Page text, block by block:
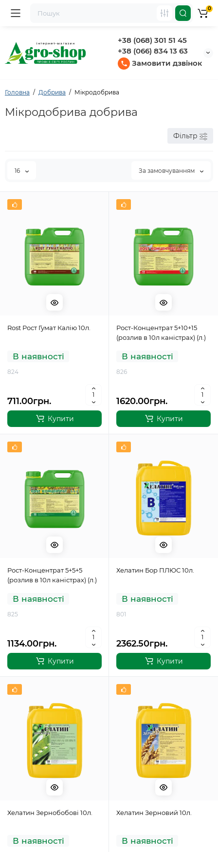
+38 (068) 301 51 45
+38 (066) 834 13 63
Замовити дзвінок
0
Головна Добрива Мікродобрива
Мікродобрива добрива
Фільтр
16 За замовчуванням
Rost Рост Гумат Калію 10л.
В наявності
824
711.00грн.
Купити
Рост-Концентрат 5+10+15
(розлив в 10л каністрах) (л.)
В наявності
826
1620.00грн.
Купити
Рост-Концентрат 5+5+5
(розлив в 10л каністрах) (л.)
В наявності
825
1134.00грн.
Купити
Хелатин Бор ПЛЮС 10л.
В наявності
801
2362.50грн.
Купити
Хелатин Зернобобові 10л.
В наявності
Хелатин Зерновий 10л.
В наявності